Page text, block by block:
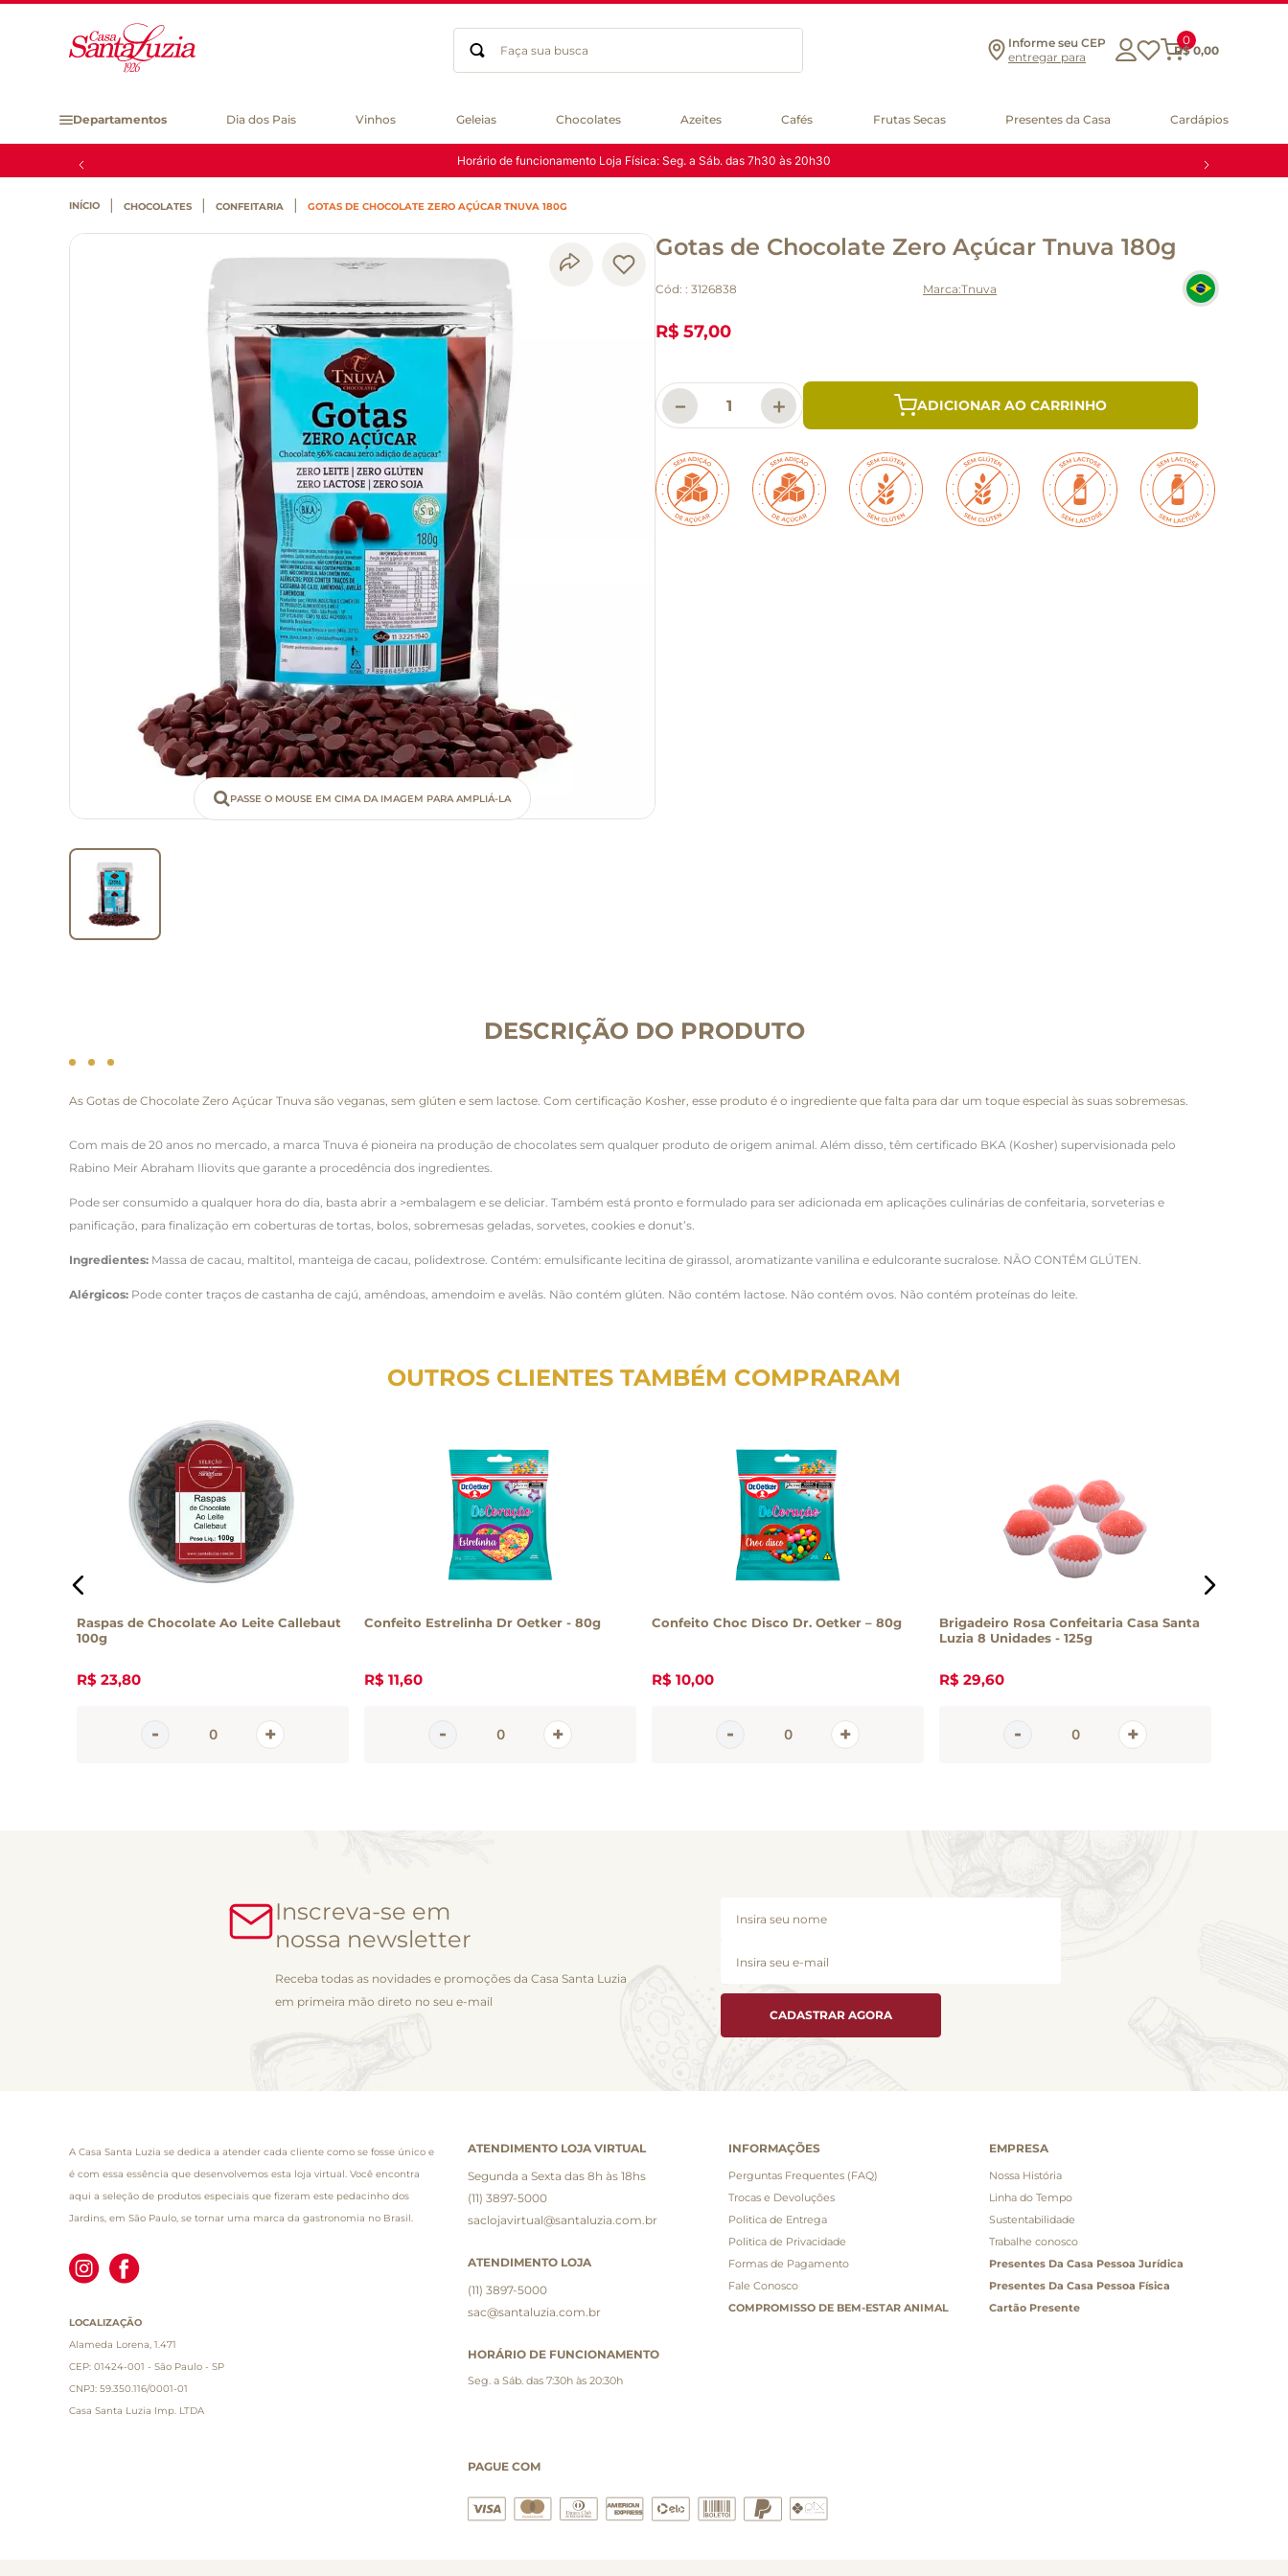
Faça sua busca
Informe seu CEP
entregar para
0
R$ 0,00
Departamentos Dia dos Pais Vinhos Geleias Chocolates Azeites Cafés Frutas Secas Presentes da Casa Cardápios
Horário de funcionamento Loja Física: Seg. a Sáb. das 7h30 às 20h30
CHOCOLATES CONFEITARIA GOTAS DE CHOCOLATE ZERO AÇÚCAR TNUVA 180G
PASSE O MOUSE EM CIMA DA IMAGEM PARA AMPLIÁ-LA
Gotas de Chocolate Zero Açúcar Tnuva 180g
Cód: : 3126838 Tnuva
R$ 57,00
＋
－ ADICIONAR AO CARRINHO
DESCRIÇÃO DO PRODUTO
As Gotas de Chocolate Zero Açúcar Tnuva são veganas, sem glúten e sem lactose. Com certificação Kosher, esse produto é o ingrediente que falta para dar um toque especial às suas sobremesas.
Com mais de 20 anos no mercado, a marca Tnuva é pioneira na produção de chocolates sem qualquer produto de origem animal. Além disso, têm certificado BKA (Kosher) supervisionada pelo
Rabino Meir Abraham Iliovits que garante a procedência dos ingredientes.
Pode ser consumido a qualquer hora do dia, basta abrir a >embalagem e se deliciar. Também está pronto e formulado para ser adicionada em aplicações culinárias de confeitaria, sorveterias e
panificação, para finalização em coberturas de tortas, bolos, sobremesas geladas, sorvetes, cookies e donut’s.
Ingredientes: Massa de cacau, maltitol, manteiga de cacau, polidextrose. Contém: emulsificante lecitina de girassol, aromatizante vanilina e edulcorante sucralose. NÃO CONTÉM GLÚTEN.
Alérgicos: Pode conter traços de castanha de cajú, amêndoas, amendoim e avelãs. Não contém glúten. Não contém lactose. Não contém ovos. Não contém proteínas do leite.
OUTROS CLIENTES TAMBÉM COMPRARAM
Raspas de Chocolate Ao Leite Callebaut
100g
R$ 23,80
Confeito Estrelinha Dr Oetker - 80g
R$ 11,60
Confeito Choc Disco Dr. Oetker – 80g
R$ 10,00
Brigadeiro Rosa Confeitaria Casa Santa
Luzia 8 Unidades - 125g
R$ 29,60
Inscreva-se em
nossa newsletter
Receba todas as novidades e promoções da Casa Santa Luzia
em primeira mão direto no seu e-mail
CADASTRAR AGORA
A Casa Santa Luzia se dedica a atender cada cliente como se fosse único e
é com essa essência que desenvolvemos esta loja virtual. Você encontra
aqui a seleção de produtos especiais que fizeram este pedacinho dos
Jardins, em São Paulo, se tornar uma marca da gastronomia no Brasil.
LOCALIZAÇÃO
Alameda Lorena, 1.471
CEP: 01424-001 - São Paulo - SP
CNPJ: 59.350.116/0001-01
Casa Santa Luzia Imp. LTDA
ATENDIMENTO LOJA VIRTUAL
Segunda a Sexta das 8h às 18hs
(11) 3897-5000
saclojavirtual@santaluzia.com.br
ATENDIMENTO LOJA
(11) 3897-5000
sac@santaluzia.com.br
HORÁRIO DE FUNCIONAMENTO
Seg. a Sáb. das 7:30h às 20:30h
INFORMAÇÕES
Perguntas Frequentes (FAQ)
Trocas e Devoluções
Politica de Entrega
Politica de Privacidade
Formas de Pagamento
Fale Conosco
COMPROMISSO DE BEM-ESTAR ANIMAL
EMPRESA
Nossa História
Linha do Tempo
Sustentabilidade
Trabalhe conosco
Presentes Da Casa Pessoa Jurídica
Presentes Da Casa Pessoa Física
Cartão Presente
PAGUE COM
gluten
chocolate
biscoito
café
cerveja
macarrão
queijo